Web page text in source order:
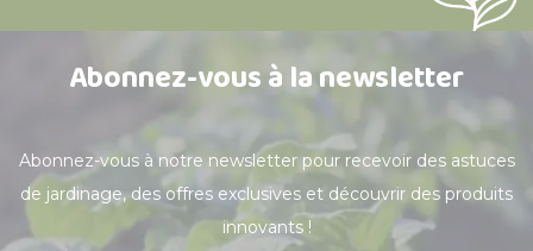
Abonnez-vous à la newsletter
Abonnez-vous à notre newsletter pour recevoir des astuces
de jardinage, des offres exclusives et découvrir des produits
innovants !